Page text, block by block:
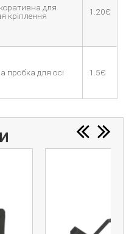
для
кріплення
1.20Є
пробка для осі 1.5Є